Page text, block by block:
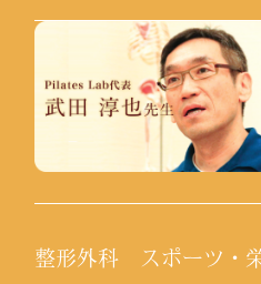
整形外科 スポーツ・